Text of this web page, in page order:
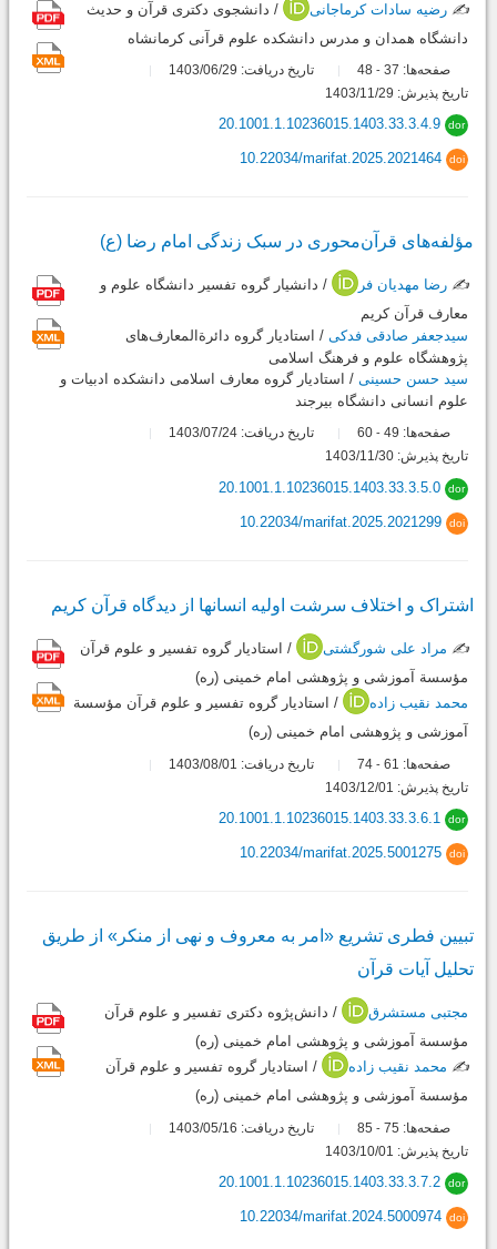
✍️ رضیه سادات کرماجانی
/ دانشجوی دکتری قرآن و حدیث
دانشگاه همدان و مدرس دانشکده علوم قرآنی کرمانشاه
صفحه‌ها: 37
-
تاریخ دریافت: 1403/06/29
تاریخ پذیرش: 1403/11/29
dor
20.1001.1.10236015.1403.33.3.4.9
doi
10.22034/marifat.2025.2021464
مؤلفه‌های قرآن‌محوری در سبک زندگی امام رضا (ع)
✍️ رضا مهدیان فر
/ دانشیار گروه تفسیر دانشگاه علوم و
معارف قرآن کریم
سیدجعفر صادقی فدکی / استادیار گروه دائرةالمعارف‌های
پژوهشگاه علوم و فرهنگ اسلامی
سید حسن حسینی / استادیار گروه معارف اسلامی دانشکده ادبیات و
علوم انسانی دانشگاه بیرجند
صفحه‌ها: 49
-
تاریخ دریافت: 1403/07/24
تاریخ پذیرش: 1403/11/30
dor
20.1001.1.10236015.1403.33.3.5.0
doi
10.22034/marifat.2025.2021299
اشتراک و اختلاف سرشت اولیه انسانها از دیدگاه قرآن کریم
✍️ مراد علی شورگشتی
/ استادیار گروه تفسیر و علوم قرآن
مؤسسة آموزشی و پژوهشی امام خمینی (ره)
محمد نقیب زاده
/ استادیار گروه تفسیر و علوم قرآن مؤسسة
آموزشی و پژوهشی امام خمینی (ره)
صفحه‌ها: 61
-
تاریخ دریافت: 1403/08/01
تاریخ پذیرش: 1403/12/01
dor
20.1001.1.10236015.1403.33.3.6.1
doi
10.22034/marifat.2025.5001275
تبیین فطری تشریع «امر به معروف و نهی از منکر» از طریق
تحلیل آیات قرآن
مجتبی مستشرق
/ دانش‌پژوه دکتری تفسیر و علوم قرآن
مؤسسة آموزشی و پژوهشی امام خمینی (ره)
✍️ محمد نقیب زاده
/ استادیار گروه تفسیر و علوم قرآن
مؤسسة آموزشی و پژوهشی امام خمینی (ره)
صفحه‌ها: 75
-
تاریخ دریافت: 1403/05/16
تاریخ پذیرش: 1403/10/01
dor
20.1001.1.10236015.1403.33.3.7.2
doi
10.22034/marifat.2024.5000974